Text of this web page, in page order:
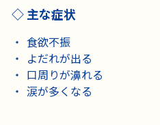
主な症状
食欲不振
よだれが出る
口周りが濞れる
涙が多くなる